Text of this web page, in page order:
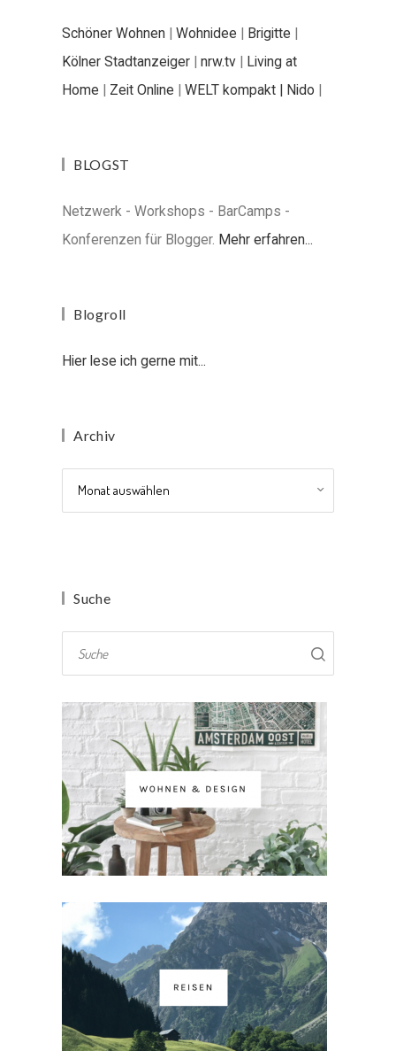
Schöner Wohnen | Wohnidee | Brigitte |
Kölner Stadtanzeiger | nrw.tv | Living at
Home | Zeit Online | WELT kompakt | Nido |
BLOGST
Netzwerk - Workshops - BarCamps -
Konferenzen für Blogger. Mehr erfahren...
Blogroll
Hier lese ich gerne mit...
Archiv
Suche